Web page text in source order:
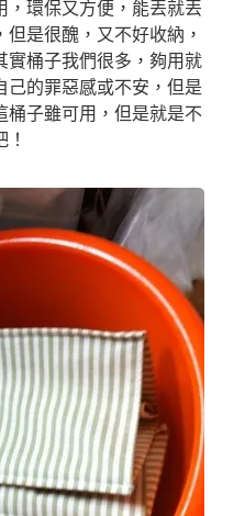
，環保又方便，能丟就丟
是很醜，又不好收納，
實桶子我們很多，夠用就
己的罪惡感或不安，但是
桶子雖可用，但是就是不